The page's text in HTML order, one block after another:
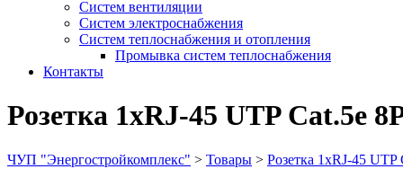
Систем вентиляции
Систем электроснабжения
Систем теплоснабжения и отопления
Промывка систем теплоснабжения
Контакты
Розетка 1xRJ-45 UTP Cat.5e
ЧУП "Энергостройкомплекс" > Товары > Розетка 1xRJ-45 UTP